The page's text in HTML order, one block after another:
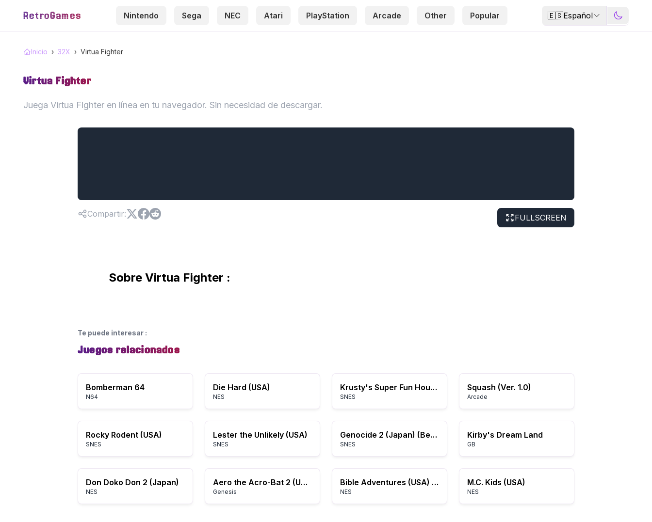
RetroGames Nintendo Sega NEC Atari PlayStation Arcade Other Popular 🇪🇸Español
Inicio › 32X › Virtua Fighter
Virtua Fighter
Juega Virtua Fighter en línea en tu navegador. Sin necesidad de descargar.
Compartir: FULLSCREEN
Sobre Virtua Fighter :
Te puede interesar :
Juegos relacionados
Bomberman 64
N64
Die Hard (USA)
NES
Krusty's Super Fun House (Europe)
SNES
Squash (Ver. 1.0)
Arcade
Rocky Rodent (USA)
SNES
Lester the Unlikely (USA)
SNES
Genocide 2 (Japan) (Beta)
SNES
Kirby's Dream Land
GB
Don Doko Don 2 (Japan)
NES
Aero the Acro-Bat 2 (USA)
Genesis
Bible Adventures (USA) (Unl) (v1.2)
NES
M.C. Kids (USA)
NES